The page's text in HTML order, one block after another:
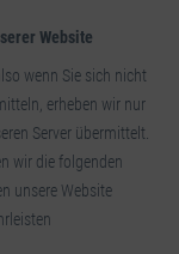
Website
wenn Sie sich nicht
erheben wir nur
Server übermittelt.
wir die folgenden
unsere Website